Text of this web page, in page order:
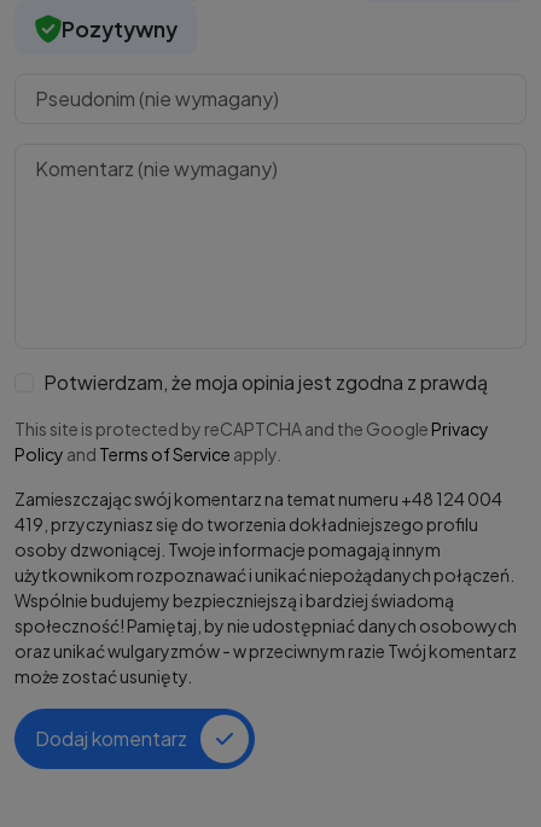
Pozytywny
Potwierdzam, że moja opinia jest zgodna z prawdą
This site is protected by reCAPTCHA and the Google Privacy
Policy and Terms of Service apply.
Zamieszczając swój komentarz na temat numeru +48 124 004
419, przyczyniasz się do tworzenia dokładniejszego profilu
osoby dzwoniącej. Twoje informacje pomagają innym
użytkownikom rozpoznawać i unikać niepożądanych połączeń.
Wspólnie budujemy bezpieczniejszą i bardziej świadomą
społeczność! Pamiętaj, by nie udostępniać danych osobowych
oraz unikać wulgaryzmów - w przeciwnym razie Twój komentarz
może zostać usunięty.
Dodaj komentarz